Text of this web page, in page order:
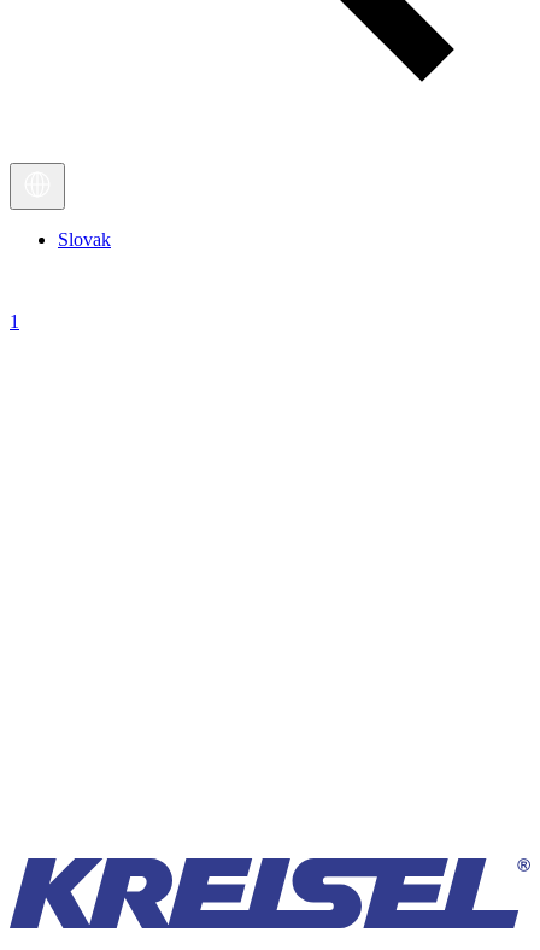
Slovak
1